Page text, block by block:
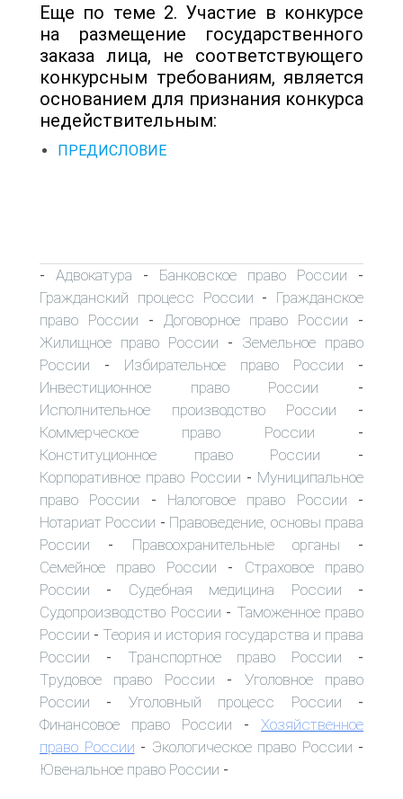
Еще по теме 2. Участие в конкурсе
на размещение государственного
заказа лица, не соответствующего
конкурсным требованиям, является
основанием для признания конкурса
недействительным:
ПРЕДИСЛОВИЕ
- Адвокатура - Банковское право России -
Гражданский процесс России - Гражданское
право России - Договорное право России -
Жилищное право России - Земельное право
России - Избирательное право России -
Инвестиционное право России -
Исполнительное производство России -
Коммерческое право России -
Конституционное право России -
Корпоративное право России - Муниципальное
право России - Налоговое право России -
Нотариат России - Правоведение, основы права
России - Правоохранительные органы -
Семейное право России - Страховое право
России - Судебная медицина России -
Судопроизводство России - Таможенное право
России - Теория и история государства и права
России - Транспортное право России -
Трудовое право России - Уголовное право
России - Уголовный процесс России -
Финансовое право России - Хозяйственное
право России - Экологическое право России -
Ювенальное право России -